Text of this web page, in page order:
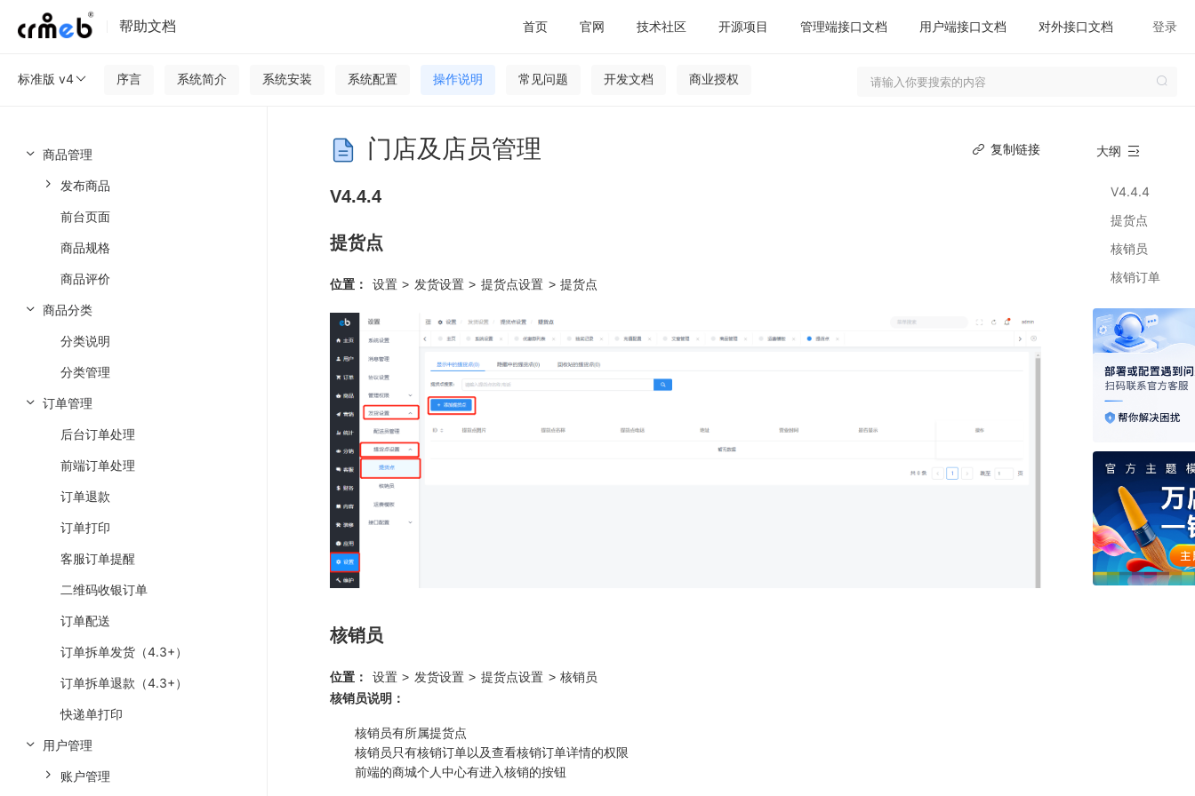
帮助文档 首页 官网 技术社区 开源项目 管理端接口文档 用户端接口文档 对外接口文档 登录
标准版 v4 序言 系统简介 系统安装 系统配置 操作说明 常见问题 开发文档 商业授权
商品管理
发布商品
前台页面
商品规格
商品评价
商品分类
分类说明
分类管理
订单管理
后台订单处理
前端订单处理
订单退款
订单打印
客服订单提醒
二维码收银订单
订单配送
订单拆单发货（4.3+）
订单拆单退款（4.3+）
快递单打印
用户管理
账户管理
门店及店员管理 复制链接
V4.4.4
提货点
位置： 设置 > 发货设置 > 提货点设置 > 提货点
核销员
位置：
设置 > 发货设置 > 提货点设置 > 核销员
核销员说明：
核销员有所属提货点
核销员只有核销订单以及查看核销订单详情的权限
前端的商城个人中心有进入核销的按钮
大纲
V4.4.4
提货点
核销员
核销订单
V4..0.3
添加核销员